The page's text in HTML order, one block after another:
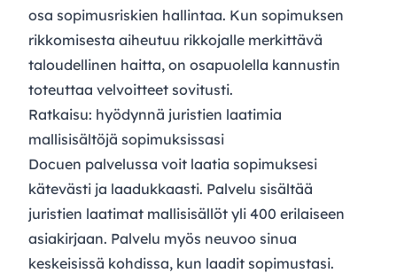
osa sopimusriskien hallintaa. Kun sopimuksen
rikkomisesta aiheutuu rikkojalle merkittävä
taloudellinen haitta, on osapuolella kannustin
toteuttaa velvoitteet sovitusti.
Ratkaisu: hyödynnä juristien laatimia
mallisisältöjä sopimuksissasi
Docuen palvelussa voit laatia sopimuksesi
kätevästi ja laadukkaasti. Palvelu sisältää
juristien laatimat mallisisällöt yli 400 erilaiseen
asiakirjaan. Palvelu myös neuvoo sinua
keskeisissä kohdissa, kun laadit sopimustasi.